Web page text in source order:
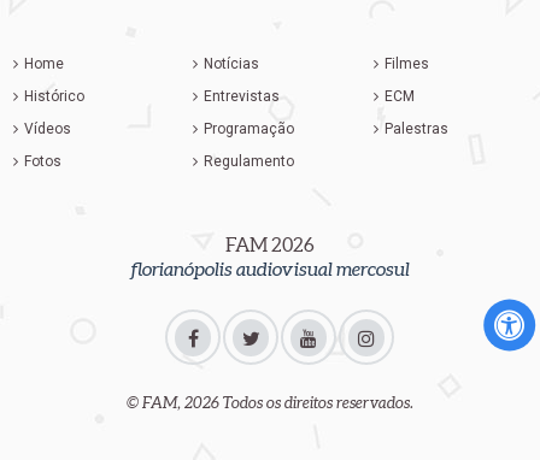
Home
Histórico
Vídeos
Fotos
Notícias
Entrevistas
Programação
Regulamento
Filmes
ECM
Palestras
FAM 2026
florianópolis audiovisual mercosul
© FAM, 2026 Todos os direitos reservados.